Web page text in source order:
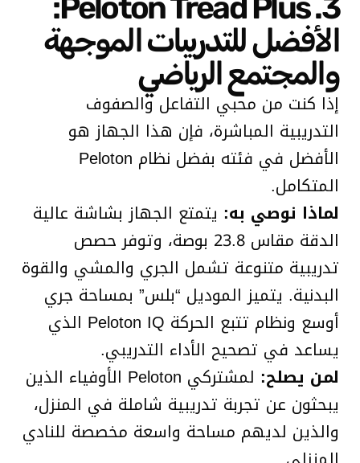
3. Peloton Tread Plus:
الأفضل للتدريبات الموجهة
والمجتمع الرياضي
إذا كنت من محبي التفاعل والصفوف
التدريبية المباشرة، فإن هذا الجهاز هو
الأفضل في فئته بفضل نظام Peloton
المتكامل.
لماذا نوصي به: يتمتع الجهاز بشاشة عالية
الدقة مقاس 23.8 بوصة، وتوفر حصص
تدريبية متنوعة تشمل الجري والمشي والقوة
البدنية. يتميز الموديل “بلس” بمساحة جري
أوسع ونظام تتبع الحركة Peloton IQ الذي
يساعد في تصحيح الأداء التدريبي.
لمن يصلح:
لمشتركي Peloton الأوفياء الذين
يبحثون عن تجربة تدريبية شاملة في المنزل،
والذين لديهم مساحة واسعة مخصصة للنادي